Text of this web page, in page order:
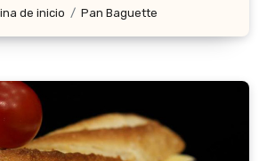
de inicio Pan Baguette